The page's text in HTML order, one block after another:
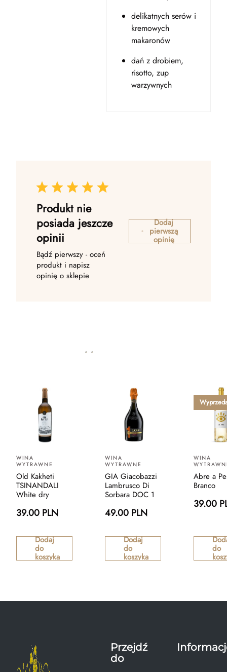
delikatnych serów i
kremowych
makaronów
dań z drobiem,
risotto, zup
warzywnych
Produkt nie
posiada jeszcze
opinii
Bądź pierwszy - oceń
produkt i napisz
opinię o sklepie
Dodaj
pierwszą
opinię
WINA
WYTRAWNE
Old Kakheti
TSINANDALI
White dry
39.00 PLN
Dodaj
do
koszyka
WINA
WYTRAWNE
GIA Giacobazzi
Lambrusco Di
Sorbara DOC 1
49.00 PLN
Dodaj
do
koszyka
WINA
Abre a
Branco
39.00
do
Przejdź
do